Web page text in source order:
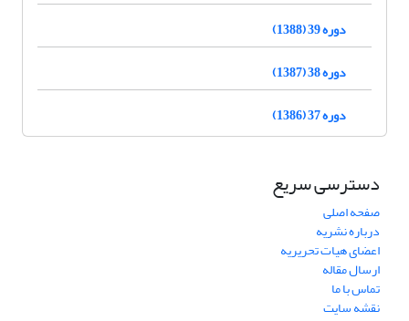
دوره 39 (1388)
دوره 38 (1387)
دوره 37 (1386)
دسترسی سریع
صفحه اصلی
درباره نشریه
اعضای هیات تحریریه
ارسال مقاله
تماس با ما
نقشه سایت